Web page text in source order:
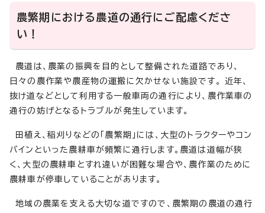
農繁期における農道の通行にご配慮くださ
い！
農道は、農業の振興を目的として整備された道路であり、
日々の農作業や農産物の運搬に欠かせない施設です。 近年、
抜け道などとして利用する一般車両の通行により、農作業車の
通行の妨げとなるトラブルが発生しています。
田植え、稲刈りなどの「農繁期」には、大型のトラクターやコン
バインといった農耕車が頻繁に通行します。農道は道幅が狭
く、大型の農耕車とすれ違いが困難な場合や、農作業のために
農耕車が停車していることがあります。
地域の農業を支える大切な道ですので、農繁期の農道の通行